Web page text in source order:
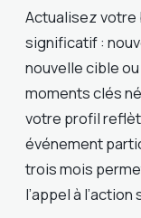
Actualisez votre
significatif :
nouvelle cible
moments clés
votre profil
événement
trois mois
l’appel à